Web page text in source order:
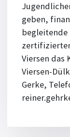
geben,
begleitende
Viersen
Viersen-
Gerke,